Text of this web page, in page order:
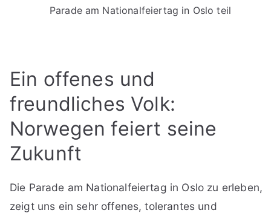
Parade am Nationalfeiertag in Oslo teil
Ein offenes und
freundliches Volk:
Norwegen feiert seine
Zukunft
Die Parade am Nationalfeiertag in Oslo zu erleben,
zeigt uns ein sehr offenes, tolerantes und